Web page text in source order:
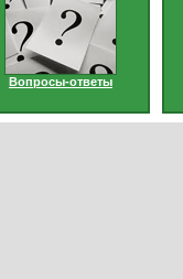
Вопросы-ответы